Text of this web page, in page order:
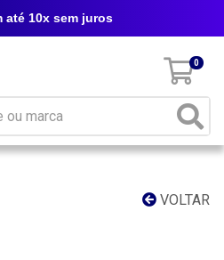
0
até 10x sem juros
VOLTAR